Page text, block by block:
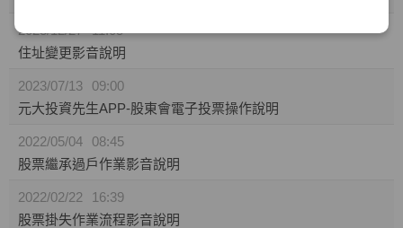
2023/12/27 11:05
住址變更影音說明
2023/07/13
09:00
元大投資先生APP-股東會電子投票操作說明
2022/05/04
08:45
股票繼承過戶作業影音說明
2022/02/22
16:39
股票掛失作業流程影音說明